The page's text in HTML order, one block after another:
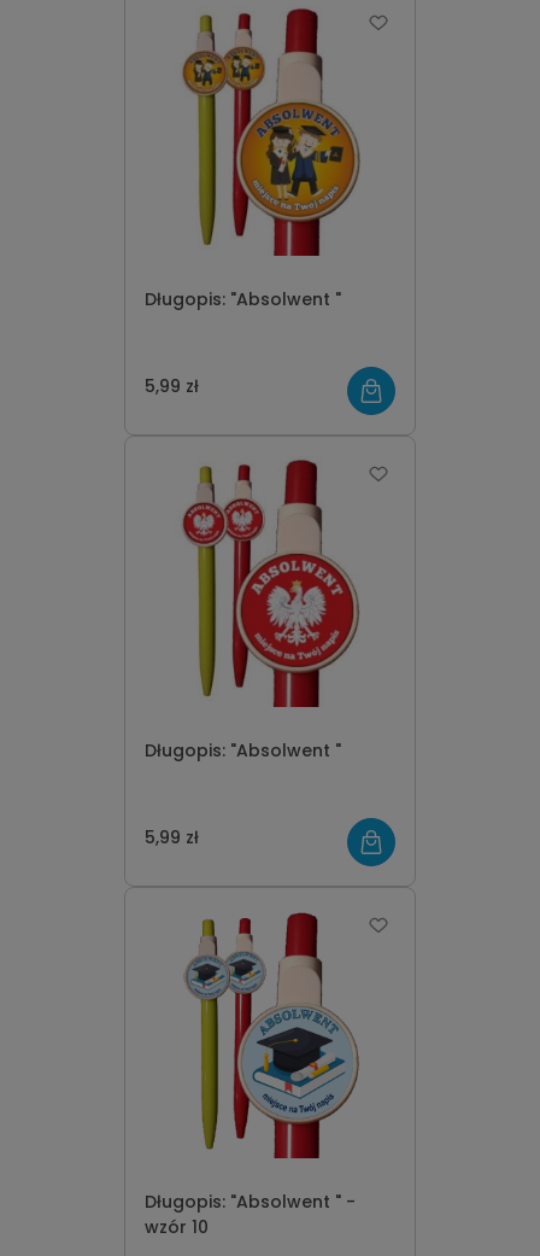
Długopis: "Absolwent "
5,99 zł
Długopis: "Absolwent "
5,99 zł
Długopis: "Absolwent " -
wzór 10